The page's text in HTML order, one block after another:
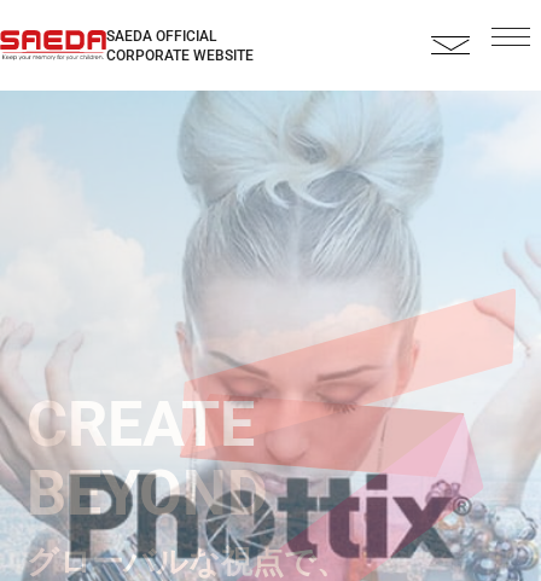
SAEDA OFFICIAL
CORPORATE WEBSITE
CREATE
BEYOND
グローバルな視点で、